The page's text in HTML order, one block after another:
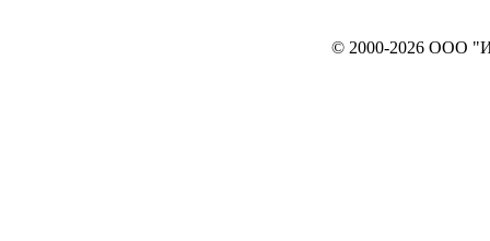
© 2000-2026 ООО "ИНТЕРЬЕР`c"